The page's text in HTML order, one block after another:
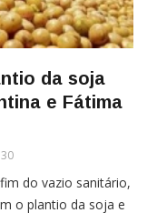
da soja
e Fátima
do vazio sanitário,
o plantio da soja e